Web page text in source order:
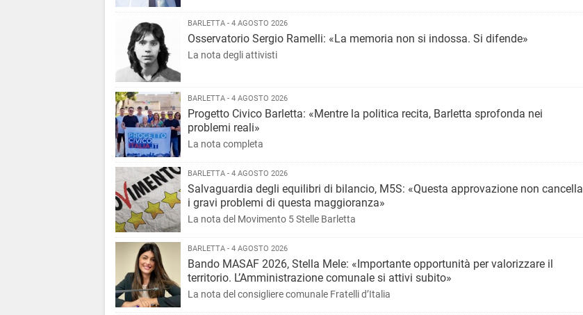
BARLETTA - 4 AGOSTO 2026
Osservatorio Sergio Ramelli: «La memoria non si indossa. Si difende»
La nota degli attivisti
BARLETTA - 4 AGOSTO 2026
Progetto Civico Barletta: «Mentre la politica recita, Barletta sprofonda nei
problemi reali»
La nota completa
BARLETTA - 4 AGOSTO 2026
Salvaguardia degli equilibri di bilancio, M5S: «Questa approvazione non cancella
i gravi problemi di questa maggioranza»
La nota del Movimento 5 Stelle Barletta
BARLETTA - 4 AGOSTO 2026
Bando MASAF 2026, Stella Mele: «Importante opportunità per valorizzare il
territorio. L’Amministrazione comunale si attivi subito»
La nota del consigliere comunale Fratelli d’Italia